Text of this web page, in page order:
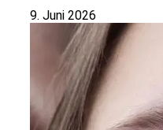
9. Juni 2026